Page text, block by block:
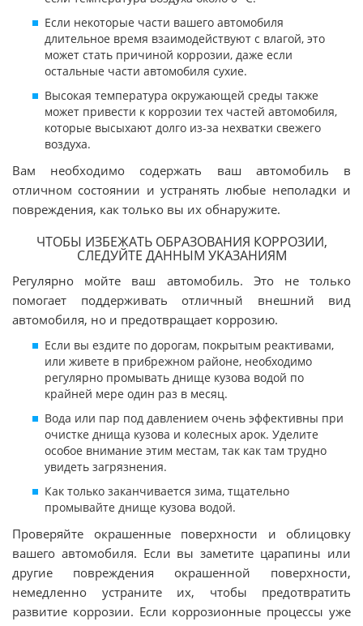
Если некоторые части вашего автомобиля
длительное время взаимодействуют с влагой, это
может стать причиной коррозии, даже если
остальные части автомобиля сухие.
Высокая температура окружающей среды также
может привести к коррозии тех частей автомобиля,
которые высыхают долго из-за нехватки свежего
воздуха.
Вам необходимо содержать ваш автомобиль в
отличном состоянии и устранять любые неполадки и
повреждения, как только вы их обнаружите.
ЧТОБЫ ИЗБЕЖАТЬ ОБРАЗОВАНИЯ КОРРОЗИИ,
СЛЕДУЙТЕ ДАННЫМ УКАЗАНИЯМ
Регулярно мойте ваш автомобиль. Это не только
помогает поддерживать отличный внешний вид
автомобиля, но и предотвращает коррозию.
Если вы ездите по дорогам, покрытым реактивами,
или живете в прибрежном районе, необходимо
регулярно промывать днище кузова водой по
крайней мере один раз в месяц.
Вода или пар под давлением очень эффективны при
очистке днища кузова и колесных арок. Уделите
особое внимание этим местам, так как там трудно
увидеть загрязнения.
Как только заканчивается зима, тщательно
промывайте днище кузова водой.
Проверяйте окрашенные поверхности и облицовку
вашего автомобиля. Если вы заметите царапины или
другие повреждения окрашенной поверхности,
немедленно устраните их, чтобы предотвратить
развитие коррозии. Если коррозионные процессы уже